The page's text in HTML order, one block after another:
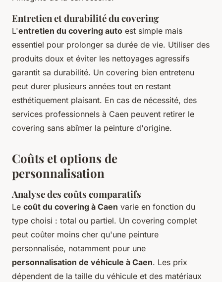
Entretien et durabilité du covering
L'entretien du covering auto est simple mais
essentiel pour prolonger sa durée de vie. Utiliser des
produits doux et éviter les nettoyages agressifs
garantit sa durabilité. Un covering bien entretenu
peut durer plusieurs années tout en restant
esthétiquement plaisant. En cas de nécessité, des
services professionnels à Caen peuvent retirer le
covering sans abîmer la peinture d'origine.
Coûts et options de
personnalisation
Analyse des coûts comparatifs
Le coût du covering à Caen varie en fonction du
type choisi : total ou partiel. Un covering complet
peut coûter moins cher qu'une peinture
personnalisée, notamment pour une
personnalisation de véhicule à Caen. Les prix
dépendent de la taille du véhicule et des matériaux